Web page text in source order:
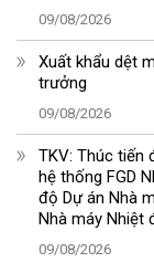
09/08/2026
Xuất khẩu dệt
trưởng
09/08/2026
TKV: Thúc tiến
hệ thống FGD
độ Dự án Nhà
Nhà máy Nhiệt
09/08/2026